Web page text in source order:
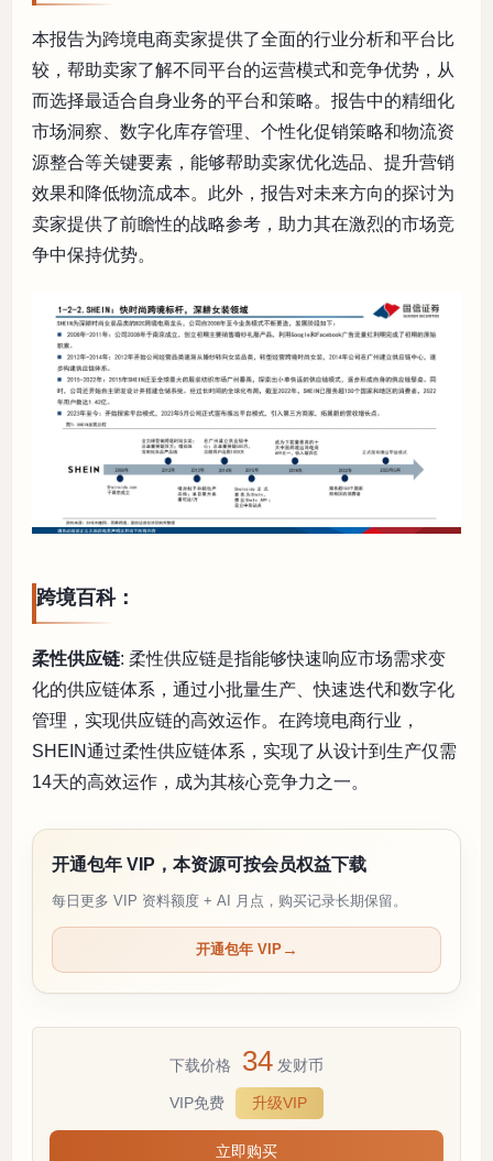
本报告为跨境电商卖家提供了全面的行业分析和平台比
较，帮助卖家了解不同平台的运营模式和竞争优势，从
而选择最适合自身业务的平台和策略。报告中的精细化
市场洞察、数字化库存管理、个性化促销策略和物流资
源整合等关键要素，能够帮助卖家优化选品、提升营销
效果和降低物流成本。此外，报告对未来方向的探讨为
卖家提供了前瞻性的战略参考，助力其在激烈的市场竞
争中保持优势。
跨境百科：
柔性供应链: 柔性供应链是指能够快速响应市场需求变
化的供应链体系，通过小批量生产、快速迭代和数字化
管理，实现供应链的高效运作。在跨境电商行业，
SHEIN通过柔性供应链体系，实现了从设计到生产仅需
14天的高效运作，成为其核心竞争力之一。
开通包年 VIP，本资源可按会员权益下载
每日更多 VIP 资料额度 + AI 月点，购买记录长期保留。
开通包年 VIP
下载价格 34 发财币
VIP免费 升级VIP
立即购买